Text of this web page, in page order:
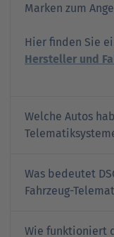
Marken zum
Hier finden Sie
Hersteller und
Welche Autos
Was bedeutet
Fahrzeug-
Wie funktioniert